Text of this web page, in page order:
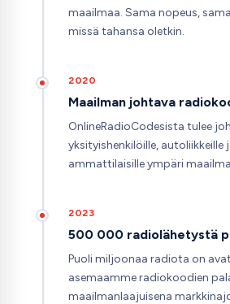
maailmaa. Sama nopeus,
missä tahansa oletkin.
2020
Maailman johtava
OnlineRadioCodesista tulee
yksityishenkilöille,
ammattilaisille ympäri
2023
500 000 radiolähetystä
Puoli miljoonaa radiota on
asemaamme radiokoodien
maailmanlaajuisena